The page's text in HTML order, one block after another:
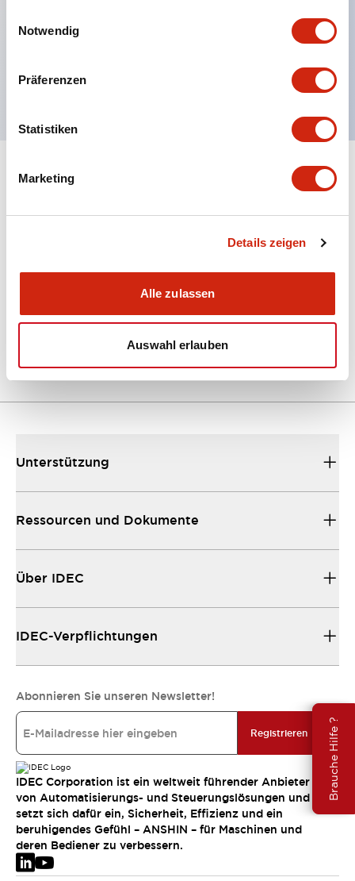
Notwendig
Präferenzen
Statistiken
Marketing
Details zeigen
Alle zulassen
Auswahl erlauben
Brauche Hilfe ?
Bis zu 3 Kontaktblöcke
Finger-sichere (IP20) Schraubklemmen verfügbar
Dokumente und Dateien
Bedienungsanleitung
10/10/2024.PDF5.62MB
Unterstützung
Ressourcen und Dokumente
Über IDEC
IDEC-Verpflichtungen
Abonnieren Sie unseren Newsletter!
Registrieren
IDEC Corporation ist ein weltweit führender Anbieter
von Automatisierungs- und Steuerungslösungen und
setzt sich dafür ein, Sicherheit, Effizienz und ein
beruhigendes Gefühl – ANSHIN – für Maschinen und
deren Bediener zu verbessern.